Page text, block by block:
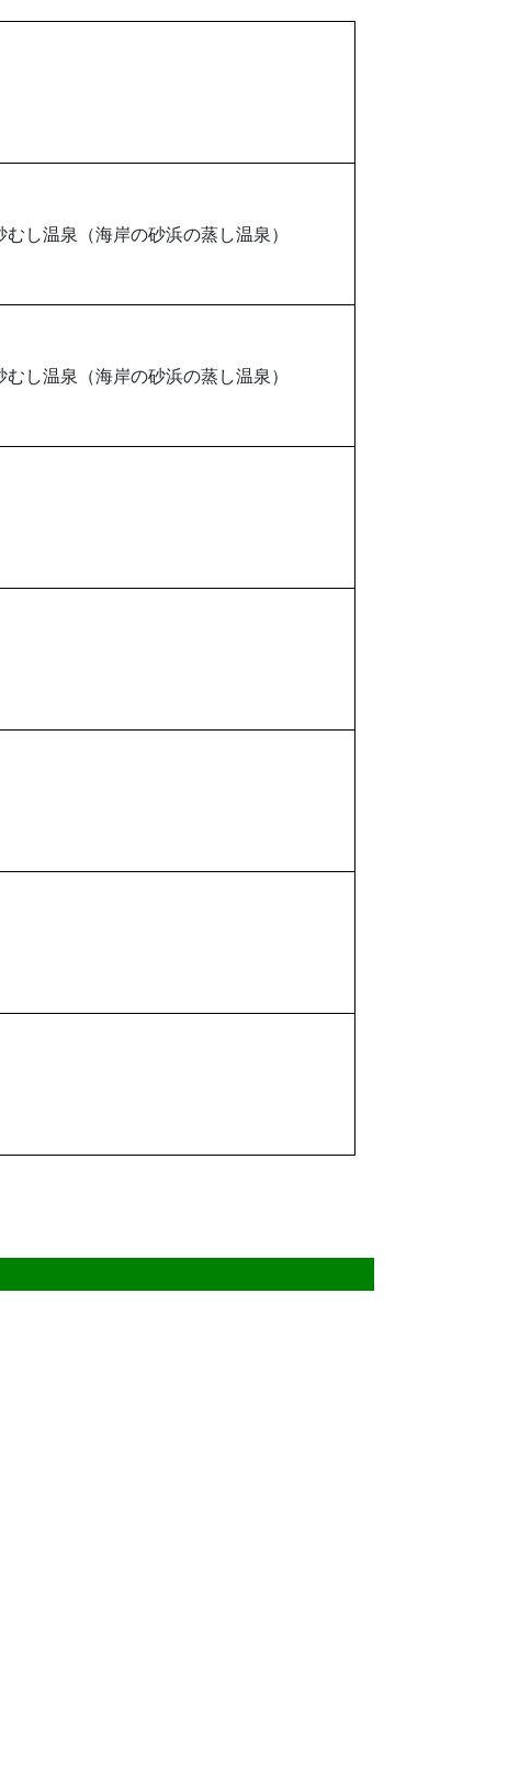
温泉（海岸の砂浜の蒸し温泉）
温泉（海岸の砂浜の蒸し温泉）